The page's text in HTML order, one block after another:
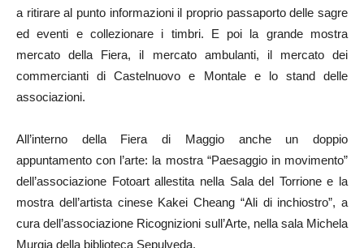
a ritirare al punto informazioni il proprio passaporto delle sagre
ed eventi e collezionare i timbri. E poi la grande mostra
mercato della Fiera, il mercato ambulanti, il mercato dei
commercianti di Castelnuovo e Montale e lo stand delle
associazioni.
All’interno della Fiera di Maggio anche un doppio
appuntamento con l’arte: la mostra “Paesaggio in movimento”
dell’associazione Fotoart allestita nella Sala del Torrione e la
mostra dell’artista cinese Kakei Cheang “Ali di inchiostro”, a
cura dell’associazione Ricognizioni sull’Arte, nella sala Michela
Murgia della biblioteca Sepulveda.